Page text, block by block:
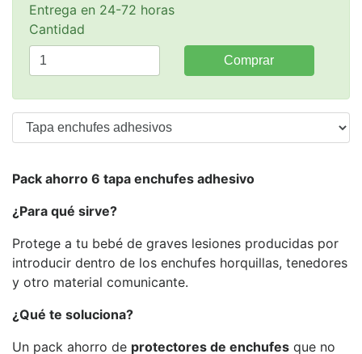
Entrega en 24-72 horas
Cantidad
Comprar
Pack ahorro 6 tapa enchufes adhesivo
¿Para qué sirve?
Protege a tu bebé de graves lesiones producidas por
introducir dentro de los enchufes horquillas, tenedores
y otro material comunicante.
¿Qué te soluciona?
Un pack ahorro de protectores de enchufes que no